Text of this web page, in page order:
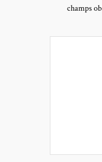
champs